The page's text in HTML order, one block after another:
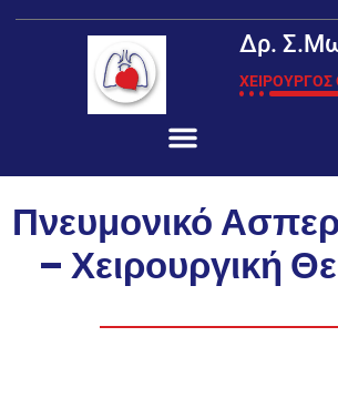
Δρ.
ΧΕΙΡΟΥΡΓΟΣ
Πνευμονικό
– Χειρουργική